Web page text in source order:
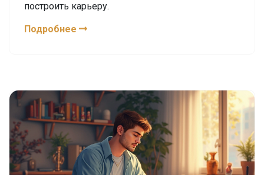
построить карьеру.
Подробнее